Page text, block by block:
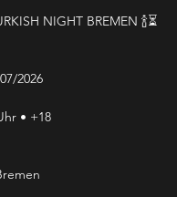
NIGHT BREMEN 🍾⏳
2026
• +18